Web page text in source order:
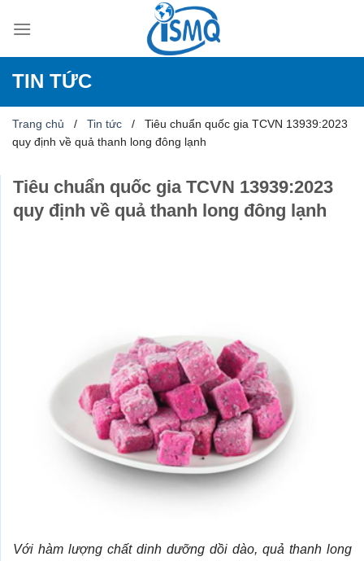
TIN TỨC
Trang chủ / Tin tức /
Tiêu chuẩn quốc gia TCVN 13939:2023
quy định về quả thanh long đông lạnh
Tiêu chuẩn quốc gia TCVN 13939:2023
quy định về quả thanh long đông lạnh
Với hàm lượng chất dinh dưỡng dồi dào, quả thanh long